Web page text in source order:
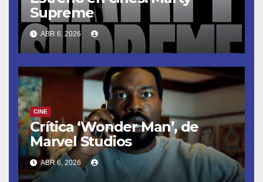
Supreme
ABR 6, 2026
CINE
Crítica ‘Wonder Man’, de
Marvel Studios
ABR 6, 2026